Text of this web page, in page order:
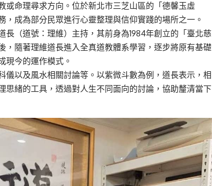
或命理尋求方向。位於新北市三芝山區的「德馨玉虛
成為部分民眾進行心靈整理與信仰實踐的場所之一。
（道號：理維）主持，其前身為1984年創立的「臺北慈
，隨著理維道長進入全真道教體系學習，逐步將原有基礎
現今的運作模式。
以及風水相關討論等。以紫微斗數為例，道長表示，相
思緒的工具，透過對人生不同面向的討論，協助釐清當下